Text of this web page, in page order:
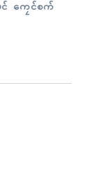
ၚ် ကၠေၚ်စက်